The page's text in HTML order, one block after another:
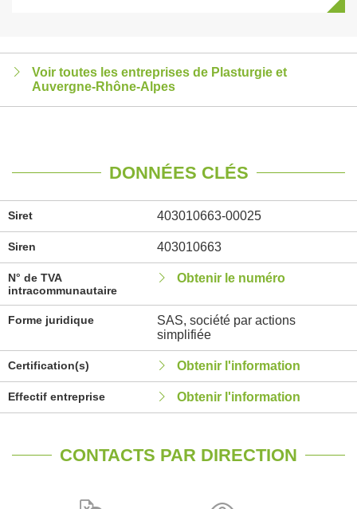
Voir toutes les entreprises de Plasturgie et
Auvergne-Rhône-Alpes
DONNÉES CLÉS
Siret 403010663-00025
Siren 403010663
N° de TVA
intracommunautaire
Obtenir le numéro
Forme juridique
SAS, société par actions
simplifiée
Certification(s) Obtenir l'information
Effectif entreprise Obtenir l'information
CONTACTS PAR DIRECTION